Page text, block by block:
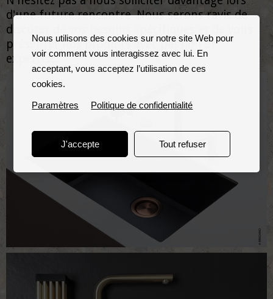
d'une future rencontre. Nous serons ravis de
discuter de vos besoins spécifiques et de vous
présenter nos produits avec passion et
expertise.
Nous utilisons des cookies sur notre site Web pour
voir comment vous interagissez avec lui. En
acceptant, vous acceptez l’utilisation de ces
cookies.
Paramètres Politique de confidentialité
J'accepte Tout refuser